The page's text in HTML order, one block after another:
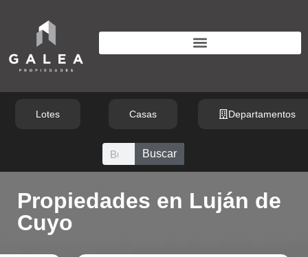
Lotes Casas
Buscar
Departamentos
Propiedades en Luján de
Cuyo